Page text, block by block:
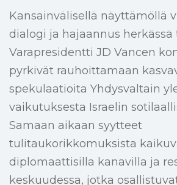
Kansainvälisellä näyttämöllä
dialogi ja hajaannus herkässä
Varapresidentti JD Vancen
pyrkivät rauhoittamaan
spekulaatioita Yhdysvaltain
vaikutuksesta Israelin
Samaan aikaan syytteet
tulitaukorikkomuksista
diplomaattisilla kanavilla ja
keskuudessa, jotka